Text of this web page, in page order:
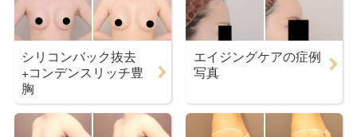
シリコンバック抜去
+コンデンスリッチ豊
胸
エイジングケアの症例
写真